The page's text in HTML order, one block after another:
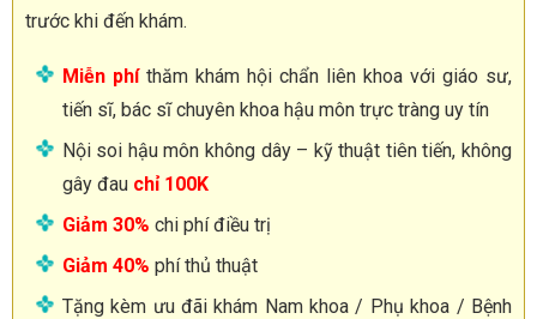
trước khi đến khám.
Miễn phíthăm khám hội chẩn liên khoa với giáo sư,
tiến sĩ, bác sĩ chuyên khoa hậu môn trực tràng uy tín
Nội soi hậu môn không dây – kỹ thuật tiên tiến, không
gây đau chỉ 100K
Giảm 30% chi phí điều trị
Giảm 40% phí thủ thuật
Tặng kèm ưu đãi khám Nam khoa / Phụ khoa / Bệnh